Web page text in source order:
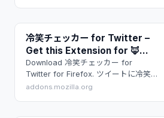
冷笑チェッカー for Twitter –
Get this Extension for 🦊
Firefox (en-US)
Download 冷笑チェッカー for
Twitter for Firefox. ツイートに冷笑が
含まれているかをチェックします
addons.mozilla.org